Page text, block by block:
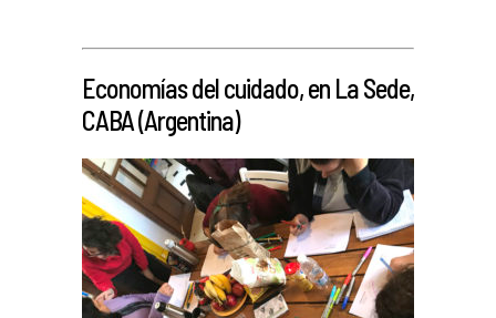
Economías del cuidado, en La Sede,
CABA (Argentina)